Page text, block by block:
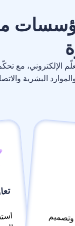
الإلكتروني، مع